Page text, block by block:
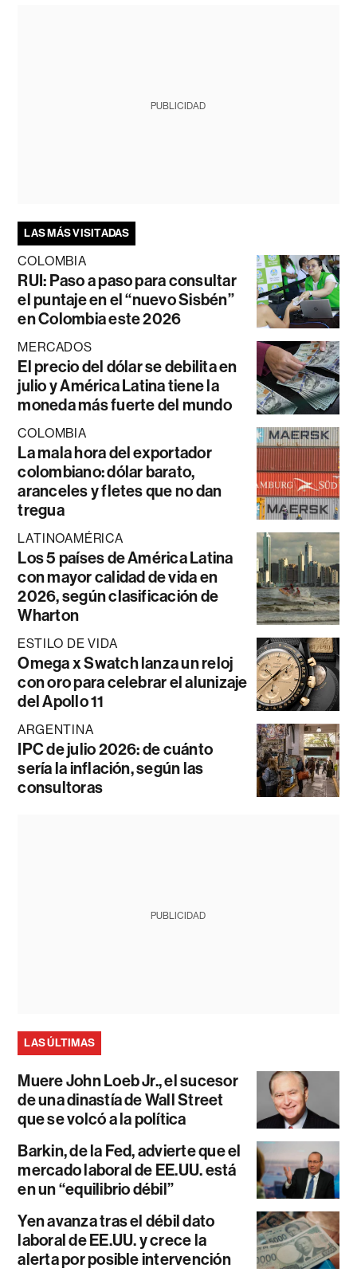
PUBLICIDAD
LAS MÁS VISITADAS
COLOMBIA
RUI: Paso a paso para consultar
el puntaje en el “nuevo Sisbén”
en Colombia este 2026
MERCADOS
El precio del dólar se debilita en
julio y América Latina tiene la
moneda más fuerte del mundo
COLOMBIA
La mala hora del exportador
colombiano: dólar barato,
aranceles y fletes que no dan
tregua
LATINOAMÉRICA
Los 5 países de América Latina
con mayor calidad de vida en
2026, según clasificación de
Wharton
ESTILO DE VIDA
Omega x Swatch lanza un reloj
con oro para celebrar el alunizaje
del Apollo 11
ARGENTINA
IPC de julio 2026: de cuánto
sería la inflación, según las
consultoras
PUBLICIDAD
LAS ÚLTIMAS
Muere John Loeb Jr., el sucesor
de una dinastía de Wall Street
que se volcó a la política
Barkin, de la Fed, advierte que el
mercado laboral de EE.UU. está
en un “equilibrio débil”
Yen avanza tras el débil dato
laboral de EE.UU. y crece la
alerta por posible intervención